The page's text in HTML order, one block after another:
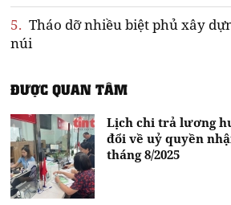
5. Tháo dỡ nhiều biệt phủ xây
núi
ĐƯỢC QUAN TÂM
Lịch chi trả lương
đổi về uỷ quyền
tháng 8/2025